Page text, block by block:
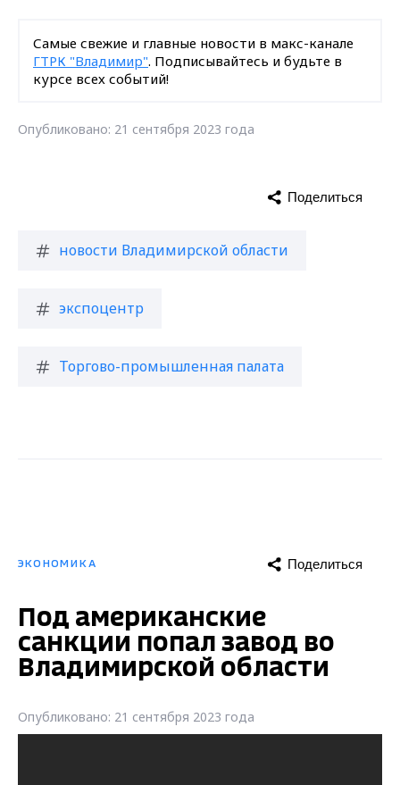
Самые свежие и главные новости в макс-канале
ГТРК "Владимир". Подписывайтесь и будьте в
курсе всех событий!
Опубликовано: 21 сентября 2023 года
новости Владимирской области
экспоцентр
Торгово-промышленная палата
Поделиться
ЭКОНОМИКА Поделиться
Под американские
санкции попал завод во
Владимирской области
Опубликовано: 21 сентября 2023 года